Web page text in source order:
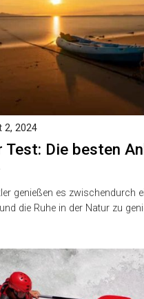
Test: Die besten
2, 2024
genießen es zwischendurch
die Ruhe in der Natur zu